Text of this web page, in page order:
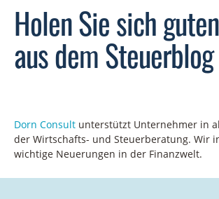
Holen Sie sich
aus dem Steuerblog
Dorn Consult unterstützt Unternehmer in
der Wirtschafts- und Steuerberatung. Wir
wichtige Neuerungen in der Finanzwelt.